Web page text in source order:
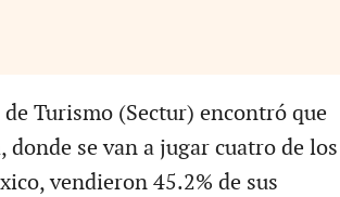
Turismo (Sectur) encontró que
donde se van a jugar cuatro de los
vendieron 45.2% de sus